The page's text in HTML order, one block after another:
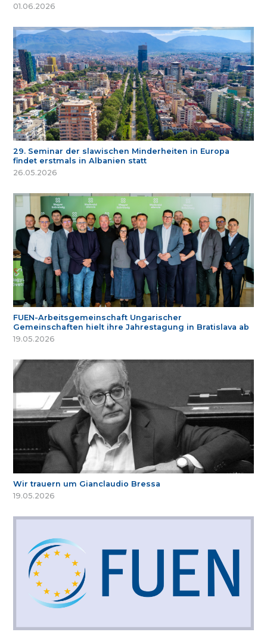
01.06.2026
29. Seminar der slawischen Minderheiten in Europa
findet erstmals in Albanien statt
26.05.2026
FUEN-Arbeitsgemeinschaft Ungarischer
Gemeinschaften hielt ihre Jahrestagung in Bratislava ab
19.05.2026
Wir trauern um Gianclaudio Bressa
19.05.2026